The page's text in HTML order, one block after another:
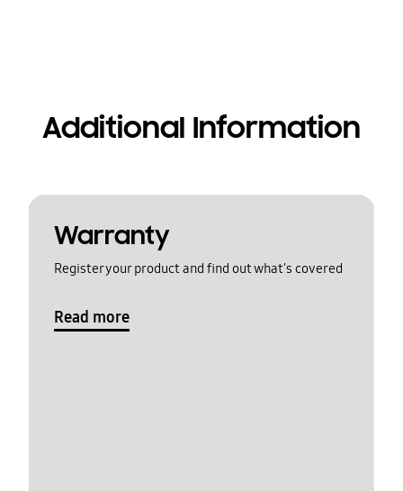
Additional Information
Warranty
Register your product and find out what's covered
Read more